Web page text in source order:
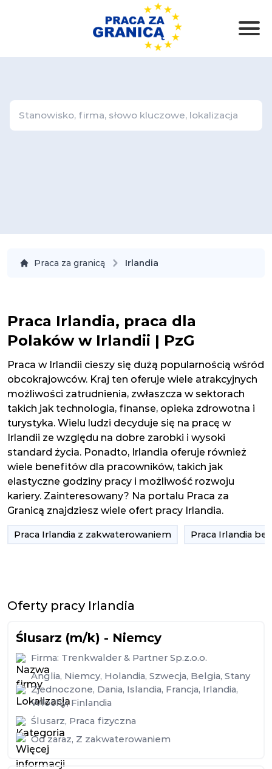
Praca za granicą Irlandia
Praca Irlandia, praca dla
Polaków w Irlandii | PzG
Praca w Irlandii cieszy się dużą popularnością wśród
obcokrajowców. Kraj ten oferuje wiele atrakcyjnych
możliwości zatrudnienia, zwłaszcza w sektorach
takich jak technologia, finanse, opieka zdrowotna i
turystyka. Wielu ludzi decyduje się na pracę w
Irlandii ze względu na dobre zarobki i wysoki
standard życia. Ponadto, Irlandia oferuje również
wiele benefitów dla pracowników, takich jak
elastyczne godziny pracy i możliwość rozwoju
kariery. Zainteresowany? Na portalu Praca za
Granicą znajdziesz wiele ofert pracy Irlandia.
Praca Irlandia z zakwaterowaniem Praca Irlandia
Oferty pracy Irlandia
Ślusarz (m/k) - Niemcy
Firma: Trenkwalder & Partner Sp.z.o.o.
Anglia, Niemcy, Holandia, Szwecja, Belgia, Stany
Zjednoczone, Dania, Islandia, Francja, Irlandia,
Włochy, Finlandia
Ślusarz, Praca fizyczna
Od zaraz, Z zakwaterowaniem